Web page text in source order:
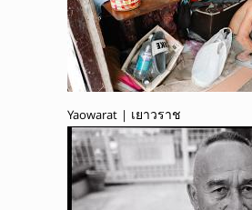
Yaowarat | เยาวราช